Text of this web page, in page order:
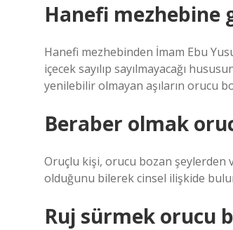
Hanefi mezhebine
Hanefi mezhebinden İmam Ebu
içecek sayılıp sayılmayacağı
yenilebilir olmayan aşıların orucu
Beraber olmak
Oruçlu kişi, orucu bozan şeylerden
olduğunu bilerek cinsel ilişkide
Ruj sürmek orucu